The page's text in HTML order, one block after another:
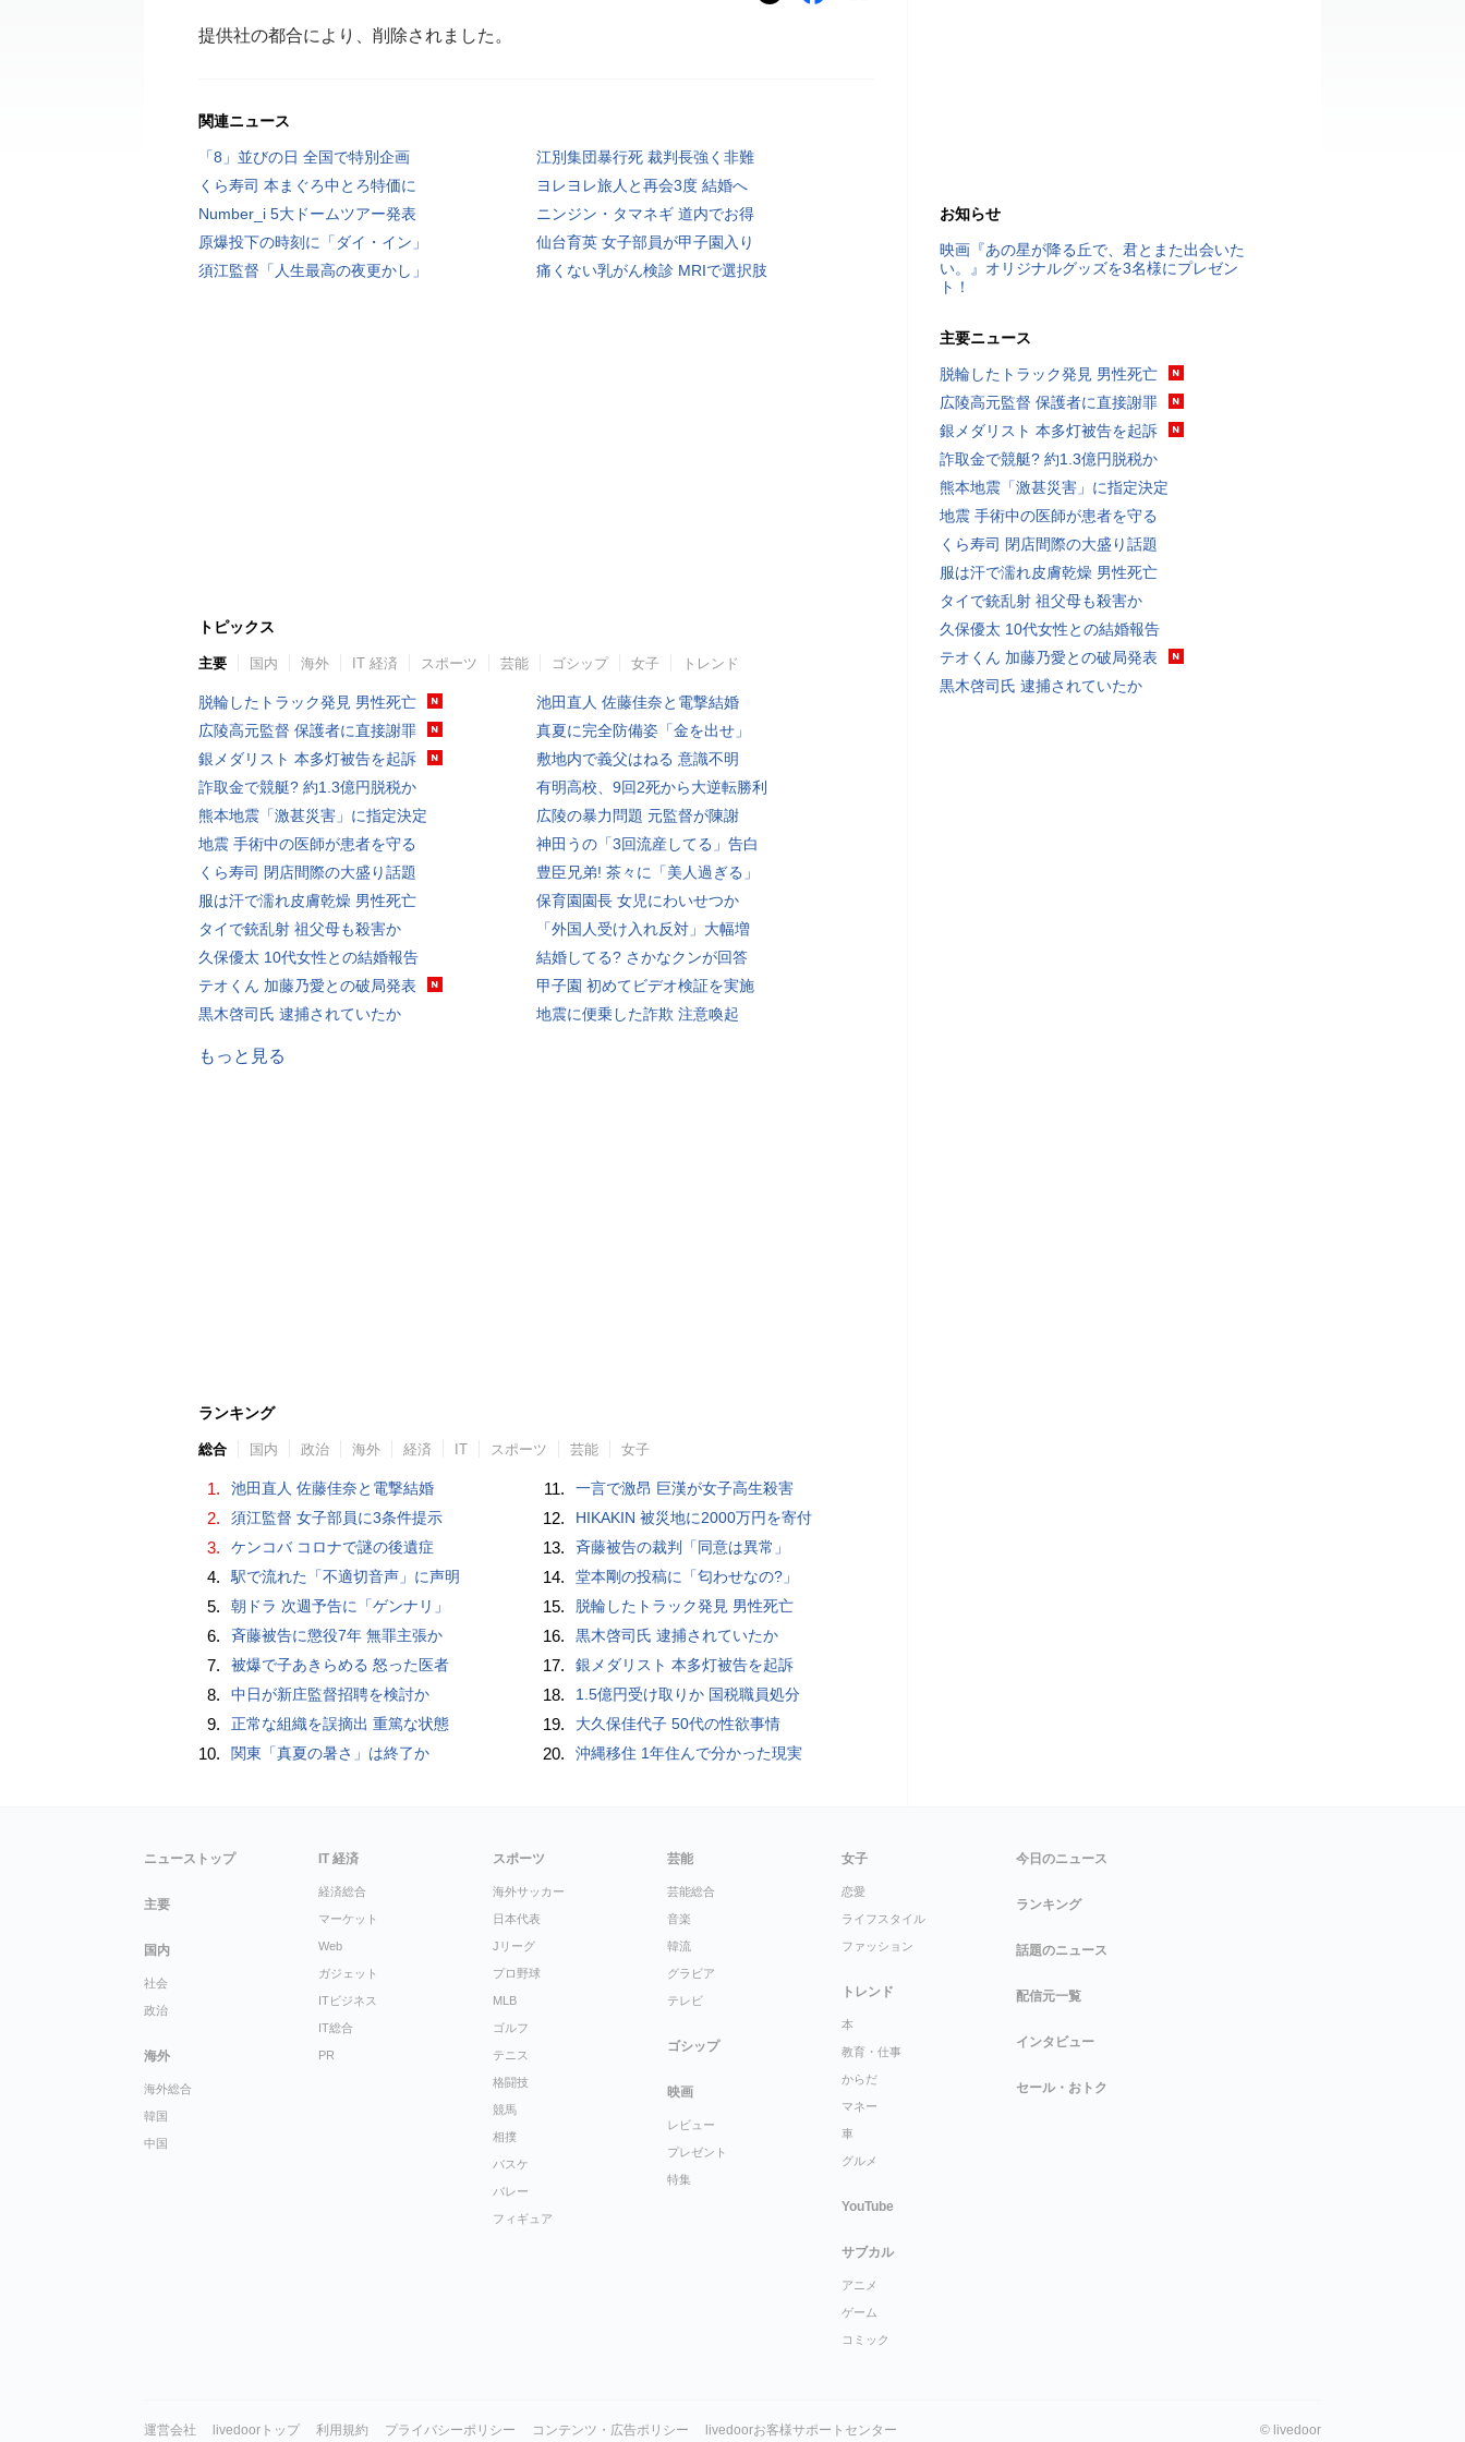
提供社の都合により、削除されました。
関連ニュース
「8」並びの日 全国で特別企画
江別集団暴行死 裁判長強く非難
くら寿司 本まぐろ中とろ特価に
ヨレヨレ旅人と再会3度 結婚へ
Number_i 5大ドームツアー発表
ニンジン・タマネギ 道内でお得
原爆投下の時刻に「ダイ・イン」
仙台育英 女子部員が甲子園入り
須江監督「人生最高の夜更かし」
痛くない乳がん検診 MRIで選択肢
トピックス
主要 国内 海外 IT 経済 スポーツ 芸能 ゴシップ 女子 トレンド
脱輪したトラック発見 男性死亡
広陵高元監督 保護者に直接謝罪
銀メダリスト 本多灯被告を起訴
詐取金で競艇? 約1.3億円脱税か
熊本地震「激甚災害」に指定決定
地震 手術中の医師が患者を守る
くら寿司 閉店間際の大盛り話題
服は汗で濡れ皮膚乾燥 男性死亡
タイで銃乱射 祖父母も殺害か
久保優太 10代女性との結婚報告
テオくん 加藤乃愛との破局発表
黒木啓司氏 逮捕されていたか
池田直人 佐藤佳奈と電撃結婚
真夏に完全防備姿「金を出せ」
敷地内で義父はねる 意識不明
有明高校、9回2死から大逆転勝利
広陵の暴力問題 元監督が陳謝
神田うの「3回流産してる」告白
豊臣兄弟! 茶々に「美人過ぎる」
保育園園長 女児にわいせつか
「外国人受け入れ反対」大幅増
結婚してる? さかなクンが回答
甲子園 初めてビデオ検証を実施
地震に便乗した詐欺 注意喚起
もっと見る
ランキング
総合 国内 政治 海外 経済 IT スポーツ 芸能 女子
1. 池田直人 佐藤佳奈と電撃結婚
2. 須江監督 女子部員に3条件提示
3. ケンコバ コロナで謎の後遺症
4. 駅で流れた「不適切音声」に声明
5. 朝ドラ 次週予告に「ゲンナリ」
6. 斉藤被告に懲役7年 無罪主張か
7. 被爆で子あきらめる 怒った医者
8. 中日が新庄監督招聘を検討か
9. 正常な組織を誤摘出 重篤な状態
10. 関東「真夏の暑さ」は終了か
11. 一言で激昂 巨漢が女子高生殺害
12. HIKAKIN 被災地に2000万円を寄付
13. 斉藤被告の裁判「同意は異常」
14. 堂本剛の投稿に「匂わせなの?」
15. 脱輪したトラック発見 男性死亡
16. 黒木啓司氏 逮捕されていたか
17. 銀メダリスト 本多灯被告を起訴
18. 1.5億円受け取りか 国税職員処分
19. 大久保佳代子 50代の性欲事情
20. 沖縄移住 1年住んで分かった現実
お知らせ
映画『あの星が降る丘で、君とまた出会いた
い。』オリジナルグッズを3名様にプレゼン
ト！
主要ニュース
脱輪したトラック発見 男性死亡
広陵高元監督 保護者に直接謝罪
銀メダリスト 本多灯被告を起訴
詐取金で競艇? 約1.3億円脱税か
熊本地震「激甚災害」に指定決定
地震 手術中の医師が患者を守る
くら寿司 閉店間際の大盛り話題
服は汗で濡れ皮膚乾燥 男性死亡
タイで銃乱射 祖父母も殺害か
久保優太 10代女性との結婚報告
テオくん 加藤乃愛との破局発表
黒木啓司氏 逮捕されていたか
ニューストップ
主要
国内
社会
政治
海外
海外総合
韓国
中国
IT 経済
経済総合
マーケット
Web
ガジェット
ITビジネス
IT総合
PR
スポーツ
海外サッカー
日本代表
Jリーグ
プロ野球
MLB
ゴルフ
テニス
格闘技
競馬
相撲
バスケ
バレー
フィギュア
芸能
芸能総合
音楽
韓流
グラビア
テレビ
ゴシップ
映画
レビュー
プレゼント
特集
女子
恋愛
ライフスタイル
ファッション
トレンド
本
教育・仕事
からだ
マネー
車
グルメ
YouTube
サブカル
アニメ
ゲーム
コミック
今日のニュース
ランキング
話題のニュース
配信元一覧
インタビュー
セール・おトク
運営会社 livedoorトップ 利用規約 プライバシーポリシー コンテンツ・広告ポリシー livedoorお客様サポートセンター © livedoor